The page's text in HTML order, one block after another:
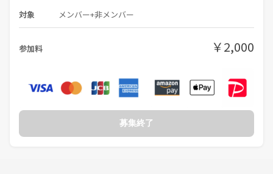
【東京都】 渋谷・品川・秋葉原・錦糸町・浅草
【神奈川県】 横浜・川崎
【栃木県】 宇都宮・小山
ご希望のエリアがあれば、リクエストも大歓迎！
今後は関西エリアへの拡大も計画中です🚀
対象 メンバー+非メンバー
参加料 ￥2,000
募集終了